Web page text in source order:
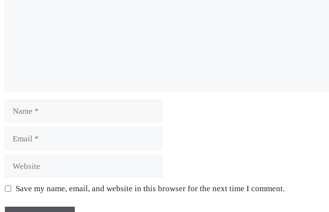
Save my name, email, and website in this browser for the next time I comment.